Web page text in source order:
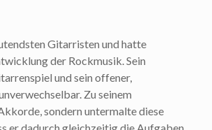
Gitarristen und hatte
der Rockmusik. Sein
und sein offener,
Zu seinem
sondern untermalte diese